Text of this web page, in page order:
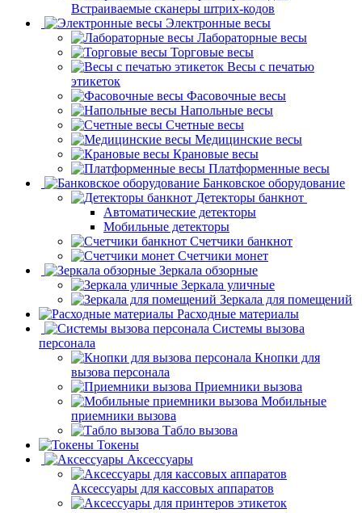
Встраиваемые сканеры штрих-кодов
Электронные весы
Лабораторные весы
Торговые весы
Весы с печатью
этикеток
Фасовочные весы
Напольные весы
Счетные весы
Медицинские весы
Крановые весы
Платформенные весы
Банковское оборудование
Детекторы банкнот
Автоматические детекторы
Мобильные детекторы
Счетчики банкнот
Счетчики монет
Зеркала обзорные
Зеркала уличные
Зеркала для помещений
Расходные материалы
Системы вызова
персонала
Кнопки для
вызова персонала
Приемники вызова
Мобильные
приемники вызова
Табло вызова
Токены
Аксессуары
Аксессуары для кассовых аппаратов